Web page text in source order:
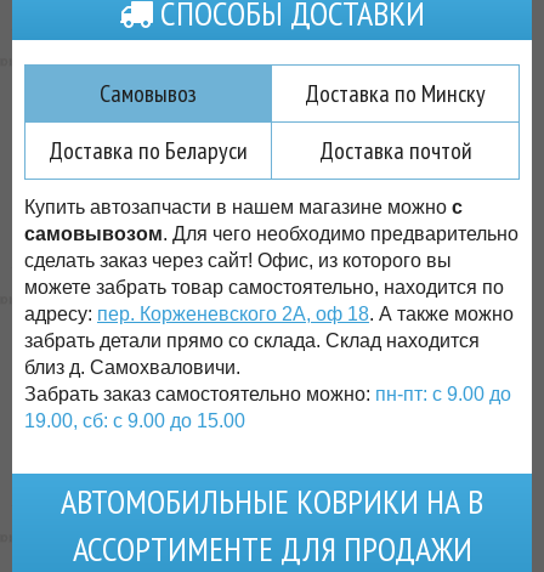
СПОСОБЫ ДОСТАВКИ
Самовывоз
Доставка по Минску
Доставка по Беларуси
Доставка почтой
Купить автозапчасти в нашем магазине можно с
самовывозом. Для чего необходимо предварительно
сделать заказ через сайт! Офис, из которого вы
можете забрать товар самостоятельно, находится по
адресу: пер. Корженевского 2А, оф 18. А также можно
забрать детали прямо со склада. Склад находится
близ д. Самохваловичи.
Забрать заказ самостоятельно можно: пн-пт: с 9.00 до
19.00, сб: с 9.00 до 15.00
АВТОМОБИЛЬНЫЕ КОВРИКИ НА В
АССОРТИМЕНТЕ ДЛЯ ПРОДАЖИ